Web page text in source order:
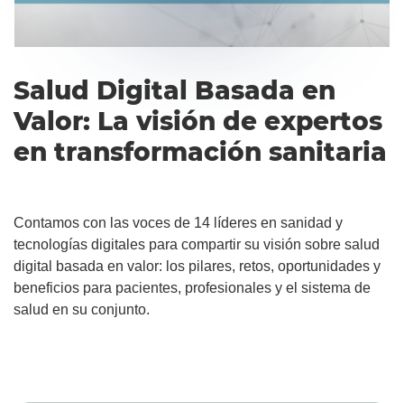
Español
Salud Digital Basada en
Valor: La visión de expertos
en transformación sanitaria
Contamos con las voces de 14 líderes en sanidad y
tecnologías digitales para compartir su visión sobre salud
digital basada en valor: los pilares, retos, oportunidades y
beneficios para pacientes, profesionales y el sistema de
salud en su conjunto.